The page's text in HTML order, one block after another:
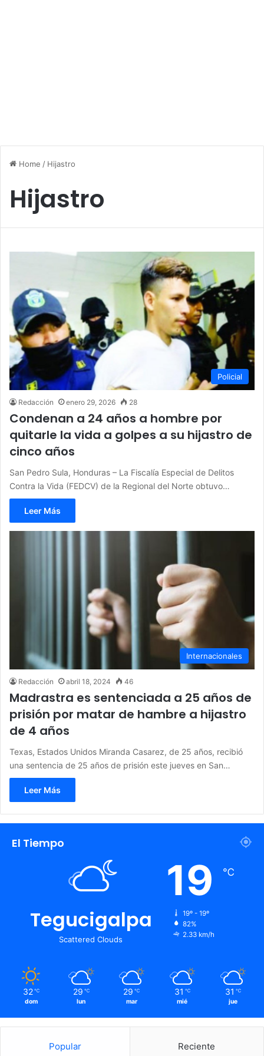
Home / Hijastro
Hijastro
Policial
Redacción enero 29, 2026 28
Condenan a 24 años a hombre por
quitarle la vida a golpes a su hijastro de
cinco años
San Pedro Sula, Honduras – La Fiscalía Especial de Delitos
Contra la Vida (FEDCV) de la Regional del Norte obtuvo…
Leer Más
Internacionales
Redacción abril 18, 2024 46
Madrastra es sentenciada a 25 años de
prisión por matar de hambre a hijastro
de 4 años
Texas, Estados Unidos Miranda Casarez, de 25 años, recibió
una sentencia de 25 años de prisión este jueves en San…
Leer Más
El Tiempo
Tegucigalpa
Scattered Clouds
19 ℃
19º - 19º
82%
2.33 km/h
32 ℃
dom
29 ℃
lun
29 ℃
mar
31 ℃
mié
31 ℃
jue
Popular Reciente